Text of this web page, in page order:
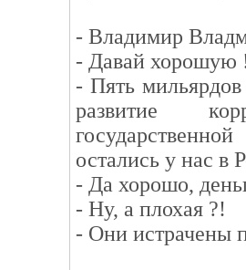
- Bладимир
- Давай хорошую
- Пять
развитие
остались у нас в
- Да хорошо,
- Ну, а плохая ?!
- Они истрачены